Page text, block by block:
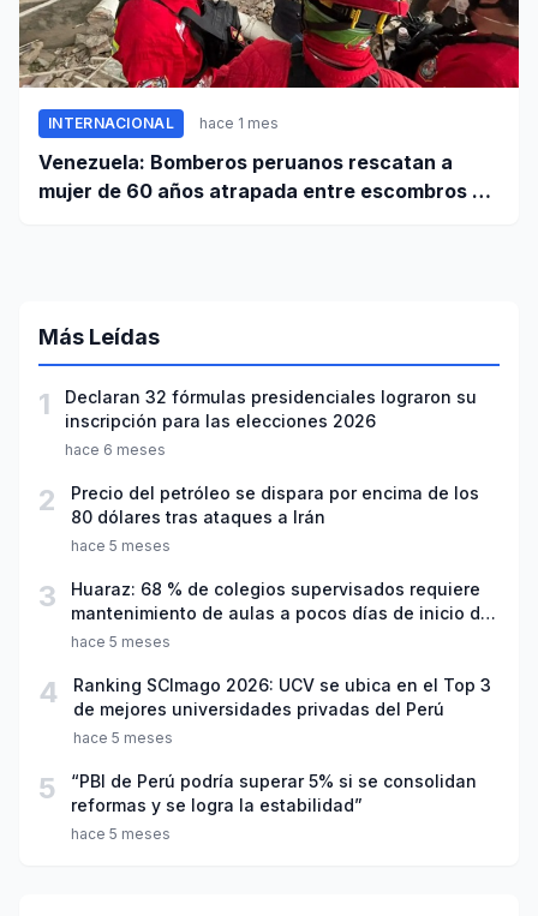
INTERNACIONAL hace 1 mes
Venezuela: Bomberos peruanos rescatan a
mujer de 60 años atrapada entre escombros de
Más Leídas
1
Declaran 32 fórmulas presidenciales lograron su
inscripción para las elecciones 2026
hace 6 meses
2
Precio del petróleo se dispara por encima de los
80 dólares tras ataques a Irán
hace 5 meses
3
Huaraz: 68 % de colegios supervisados requiere
mantenimiento de aulas a pocos días de inicio del
año escolar 2026
hace 5 meses
4
Ranking SCImago 2026: UCV se ubica en el Top 3
de mejores universidades privadas del Perú
hace 5 meses
5
“PBI de Perú podría superar 5% si se consolidan
reformas y se logra la estabilidad”
hace 5 meses